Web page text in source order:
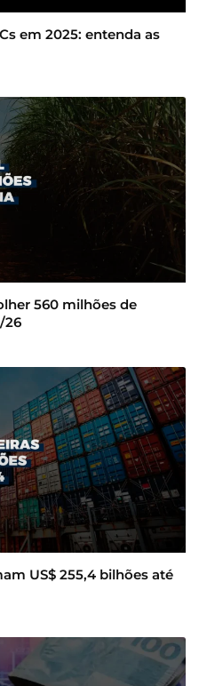
em 2025: entenda as
560 milhões de
26
US$ 255,4 bilhões até